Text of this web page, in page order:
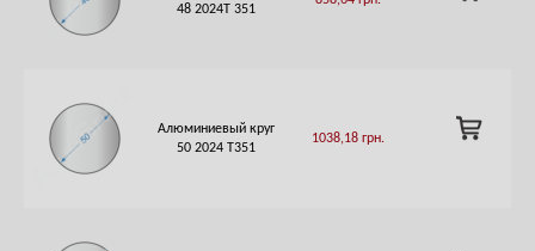
48 2024Т 351
TO
Алюминиевый круг
50 2024 T351
1038,18 грн.
ADD
TO